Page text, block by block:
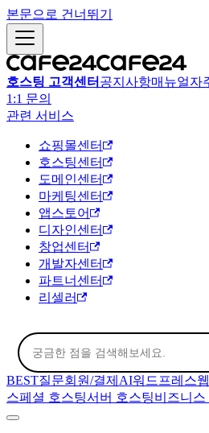
본문으로 건너뛰기
호스팅 고객센터 공지사항매뉴얼자
1:1 문의
관련 서비스
쇼핑몰센터
호스팅센터
도메인센터
마케팅센터
앱스토어
디자인센터
창업센터
개발자센터
파트너센터
리셀러
BEST질문회원/결제 AI워드프레스
스페셜 호스팅서버 호스팅비즈니스